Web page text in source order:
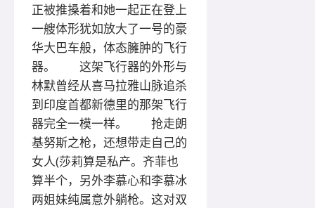
正被推搡着和她一起正在登上
一艘体形犹如放大了一号的豪
华大巴车般，体态臃肿的飞行
器。 这架飞行器的外形与
林默曾经从喜马拉雅山脉追杀
到印度首都新德里的那架飞行
器完全一模一样。 抢走朗
基努斯之枪，还想带走自己的
女人(莎莉算是私产。齐菲也
算半个，另外李慕心和李慕冰
两姐妹纯属意外躺枪。这对双